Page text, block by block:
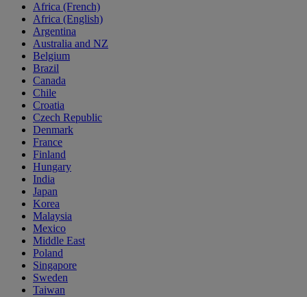
Africa (French)
Africa (English)
Argentina
Australia and NZ
Belgium
Brazil
Canada
Chile
Croatia
Czech Republic
Denmark
France
Finland
Hungary
India
Japan
Korea
Malaysia
Mexico
Middle East
Poland
Singapore
Sweden
Taiwan